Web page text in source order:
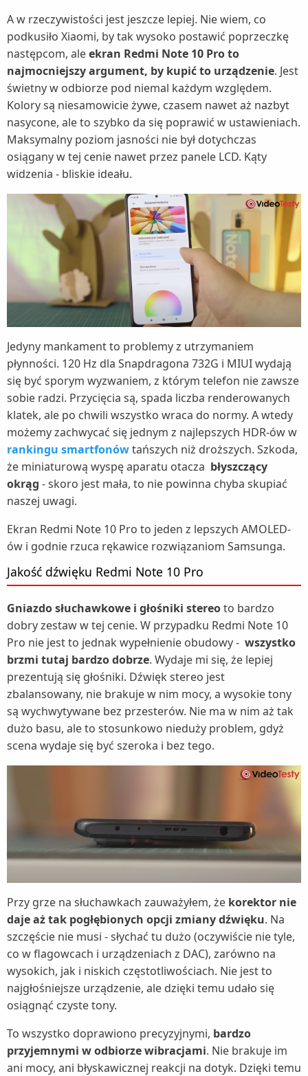
A w rzeczywistości jest jeszcze lepiej. Nie wiem, co
podkusiło Xiaomi, by tak wysoko postawić poprzeczkę
następcom, aleekran Redmi Note 10 Pro to
najmocniejszy argument, by kupić to urządzenie. Jest
świetny w odbiorze pod niemal każdym względem.
Kolory są niesamowicie żywe, czasem nawet aż nazbyt
nasycone, ale to szybko da się poprawić w ustawieniach.
Maksymalny poziom jasności nie był dotychczas
osiągany w tej cenie nawet przez panele LCD. Kąty
widzenia - bliskie ideału.
Jedyny mankament to problemy z utrzymaniem
płynności. 120 Hz dla Snapdragona 732G i MIUI wydają
się być sporym wyzwaniem, z którym telefon nie zawsze
sobie radzi. Przycięcia są, spada liczba renderowanych
klatek, ale po chwili wszystko wraca do normy. A wtedy
możemy zachwycać się jednym z najlepszych HDR-ów w
rankingu smartfonówtańszych niż droższych. Szkoda,
że miniaturową wyspę aparatu otacza błyszczący
okrąg - skoro jest mała, to nie powinna chyba skupiać
naszej uwagi.
Ekran Redmi Note 10 Pro to jeden z lepszych AMOLED-
ów i godnie rzuca rękawice rozwiązaniom Samsunga.
Jakość dźwięku Redmi Note 10 Pro
Gniazdo słuchawkowe i głośniki stereoto bardzo
dobry zestaw w tej cenie. W przypadku Redmi Note 10
Pro nie jest to jednak wypełnienie obudowy - wszystko
brzmi tutaj bardzo dobrze. Wydaje mi się, że lepiej
prezentują się głośniki. Dźwięk stereo jest
zbalansowany, nie brakuje w nim mocy, a wysokie tony
są wychwytywane bez przesterów. Nie ma w nim aż tak
dużo basu, ale to stosunkowo nieduży problem, gdyż
scena wydaje się być szeroka i bez tego.
Przy grze na słuchawkach zauważyłem, że korektor nie
daje aż tak pogłębionych opcji zmiany dźwięku. Na
szczęście nie musi - słychać tu dużo (oczywiście nie tyle,
co w flagowcach i urządzeniach z DAC), zarówno na
wysokich, jak i niskich częstotliwościach. Nie jest to
najgłośniejsze urządzenie, ale dzięki temu udało się
osiągnąć czyste tony.
To wszystko doprawiono precyzyjnymi, bardzo
przyjemnymi w odbiorze wibracjami. Nie brakuje im
ani mocy, ani błyskawicznej reakcji na dotyk. Dzięki temu